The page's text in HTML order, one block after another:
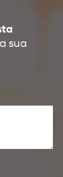
sua